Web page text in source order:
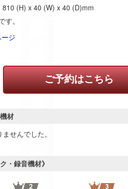
810 (H) x 40 (W) x 40 (D)mm
。
ジ
ご予約はこちら
材
せんでした。
・録音機材》